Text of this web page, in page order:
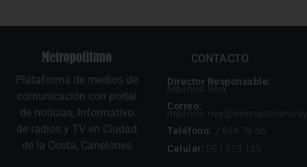
Plataforma de medios de
comunicación con portal
de noticias, Informativo
de radios y TV en Ciudad
de la Costa, Canelones
CONTACTO
Director Responsable:
Mauricio Riva
Correo:
mauricio.riva@metropolitano.uy
Teléfono: 2 698 78 66
Celular: 091 673 129